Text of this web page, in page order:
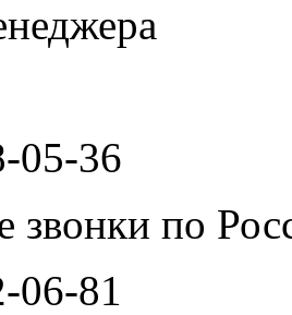
05-36
звонки по
06-81